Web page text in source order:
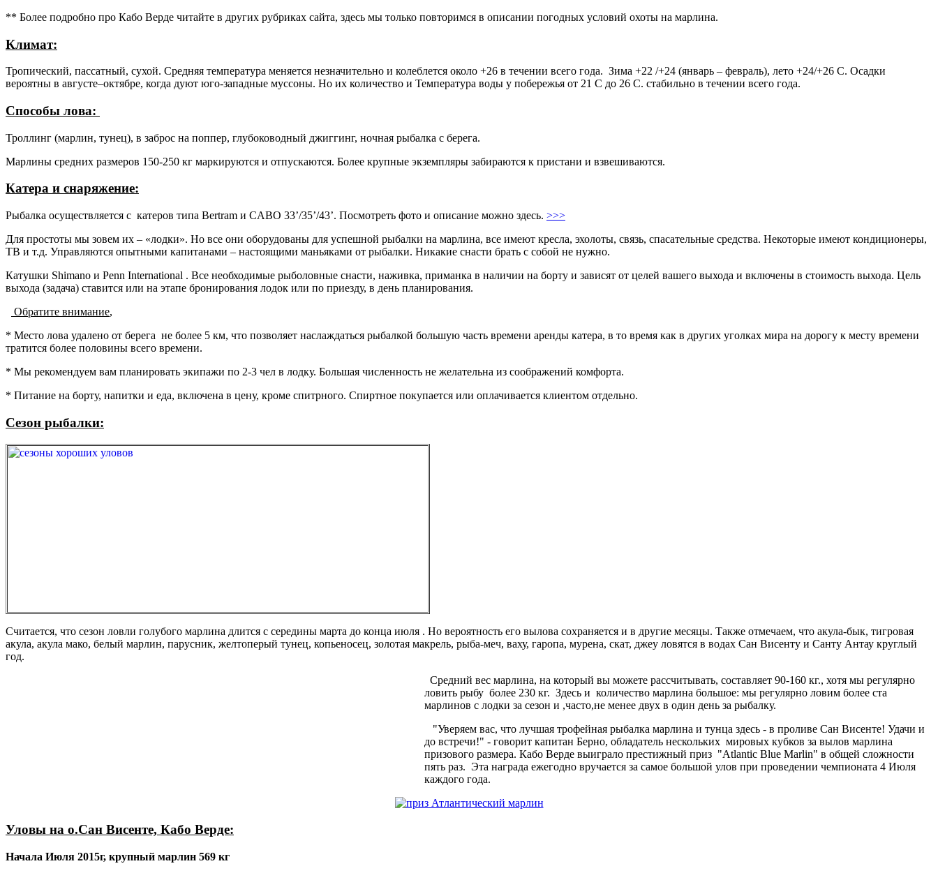
** Более подробно про Кабо Верде читайте в других рубриках сайта, здесь мы только повторимся в описании погодных условий охоты на марлина.
Климат:
Тропический, пассатный, сухой. Средняя температура меняется незначительно и колеблется около +26 в течении всего года. Зима +22 /+24 (январь – февраль), лето +24/+26 C. Осадки
вероятны в августе–октябре, когда дуют юго-западные муссоны. Но их количество и Температура воды у побережья от 21 С до 26 С. стабильно в течении всего года.
Способы лова:
Троллинг (марлин, тунец), в заброс на поппер, глубоководный джиггинг, ночная рыбалка с берега.
Марлины средних размеров 150-250 кг маркируются и отпускаются. Более крупные экземпляры забираются к пристани и взвешиваются.
Катера и снаряжение:
Рыбалка осуществляется с катеров типа Bertram и CABO 33’/35’/43’. Посмотреть фото и описание можно здесь. >>>
Для простоты мы зовем их – «лодки». Но все они оборудованы для успешной рыбалки на марлина, все имеют кресла, эхолоты, связь, спасательные средства. Некоторые имеют кондиционеры,
ТВ и т.д. Управляются опытными капитанами – настоящими маньяками от рыбалки. Никакие снасти брать с собой не нужно.
Катушки Shimano и Penn International . Все необходимые рыболовные снасти, наживка, приманка в наличии на борту и зависят от целей вашего выхода и включены в стоимость выхода. Цель
выхода (задача) ставится или на этапе бронирования лодок или по приезду, в день планирования.
Обратите внимание,
* Место лова удалено от берега не более 5 км, что позволяет наслаждаться рыбалкой большую часть времени аренды катера, в то время как в других уголках мира на дорогу к месту времени
тратится более половины всего времени.
* Мы рекомендуем вам планировать экипажи по 2-3 чел в лодку. Большая численность не желательна из соображений комфорта.
* Питание на борту, напитки и еда, включена в цену, кроме спитрного. Спиртное покупается или оплачивается клиентом отдельно.
Сезон рыбалки:
Считается, что сезон ловли голубого марлина длится с середины марта до конца июля . Но вероятность его вылова сохраняется и в другие месяцы. Также отмечаем, что акула-бык, тигровая
акула, акула мако, белый марлин, парусник, желтоперый тунец, копьеносец, золотая макрель, рыба-меч, ваху, гаропа, мурена, скат, джеу ловятся в водах Сан Висенту и Санту Антау круглый
год.
Средний вес марлина, на который вы можете рассчитывать, составляет 90-160 кг., хотя мы регулярно
ловить рыбу более 230 кг. Здесь и количество марлина большое: мы регулярно ловим более ста
марлинов с лодки за сезон и ,часто,не менее двух в один день за рыбалку.
"Уверяем вас, что лучшая трофейная рыбалка марлина и тунца здесь - в проливе Сан Висенте! Удачи и
до встречи!" - говорит капитан Берно, обладатель нескольких мировых кубков за вылов марлина
призового размера. Кабо Верде выиграло престижный приз "Atlantic Blue Marlin" в общей сложности
пять раз. Эта награда ежегодно вручается за самое большой улов при проведении чемпионата 4 Июля
каждого года.
Уловы на о.Сан Висенте, Кабо Верде:
Начала Июля 2015г, крупный марлин 569 кг